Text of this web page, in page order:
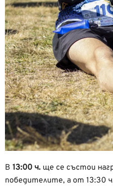
В 13:00 ч. ще се състои
победителите, а от 13:30